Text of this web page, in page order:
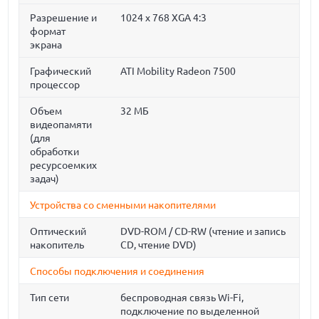
Разрешение и
формат
экрана
1024 x 768 XGA 4:3
Графический
процессор
ATI Mobility Radeon 7500
Объем
видеопамяти
(для
обработки
ресурсоемких
задач)
32 МБ
Устройства со сменными накопителями
Оптический
накопитель
DVD-ROM / CD-RW (чтение и запись
CD, чтение DVD)
Способы подключения и соединения
Тип сети
беспроводная связь Wi-Fi,
подключение по выделенной